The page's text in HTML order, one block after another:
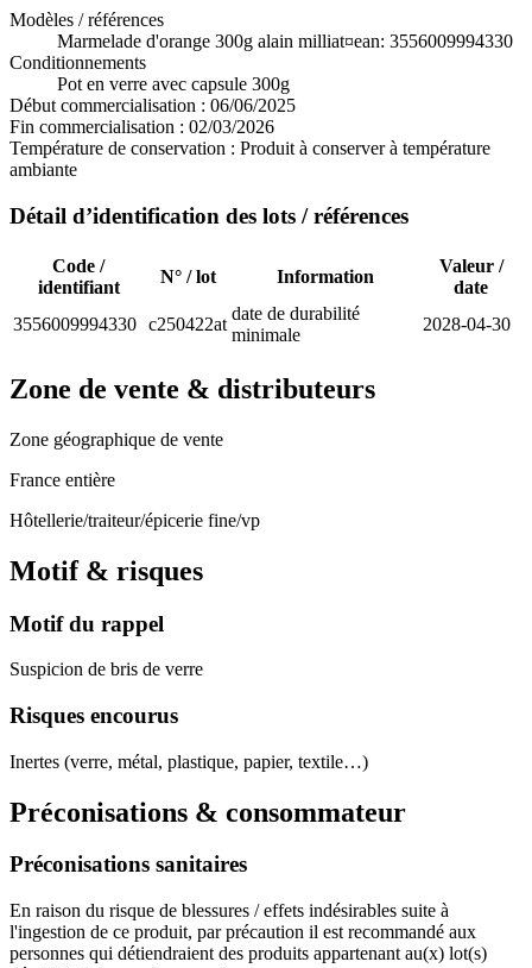
Modèles / références
Marmelade d'orange 300g alain milliat¤ean: 3556009994330
Conditionnements
Pot en verre avec capsule 300g
Début commercialisation : 06/06/2025
Fin commercialisation : 02/03/2026
Température de conservation : Produit à conserver à température
ambiante
Détail d’identification des lots / références
Code /
identifiant
N° / lot Information
Valeur /
date
3556009994330 c250422at
date de durabilité
minimale
2028-04-30
Zone de vente & distributeurs
Zone géographique de vente
France entière
Hôtellerie/traiteur/épicerie fine/vp
Motif & risques
Motif du rappel
Suspicion de bris de verre
Risques encourus
Inertes (verre, métal, plastique, papier, textile…)
Préconisations & consommateur
Préconisations sanitaires
En raison du risque de blessures / effets indésirables suite à
l'ingestion de ce produit, par précaution il est recommandé aux
personnes qui détiendraient des produits appartenant au(x) lot(s)